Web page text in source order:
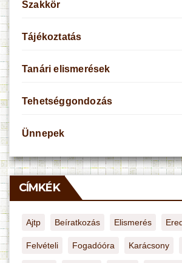
Szakkör
Tájékoztatás
Tanári elismerések
Tehetséggondozás
Ünnepek
CÍMKÉK
Ajtp Beíratkozás Elismerés
Felvételi Fogadóóra Karácsony